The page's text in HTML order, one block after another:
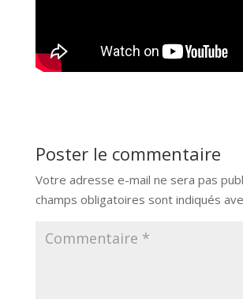
Poster le commentaire
Votre adresse e-mail ne sera pas
champs obligatoires sont indiqués